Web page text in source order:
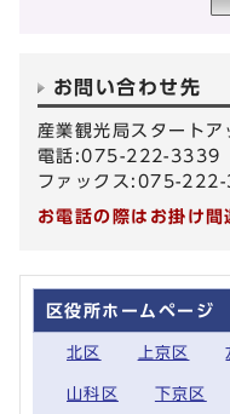
お問い合わせ先
産業観光局スタート
電話:075-222-3339
ファックス:075-222-
お電話の際はお掛け
区役所ホームページ
北区 上京区
山科区 下京区